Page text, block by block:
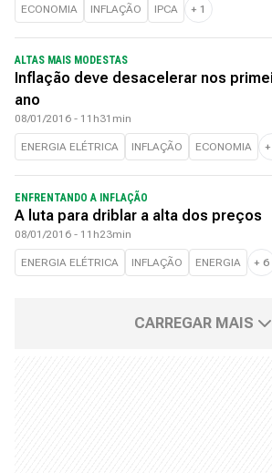
ECONOMIA INFLAÇÃO IPCA + 1
ALTAS MAIS MODESTAS
Inflação deve desacelerar nos
ano
08/01/2016 - 11h31min
ENERGIA ELÉTRICA INFLAÇÃO ECONOMIA +
ENFRENTANDO A INFLAÇÃO
A luta para driblar a alta dos preços
08/01/2016 - 11h23min
ENERGIA ELÉTRICA INFLAÇÃO ENERGIA + 6
CARREGAR MAIS